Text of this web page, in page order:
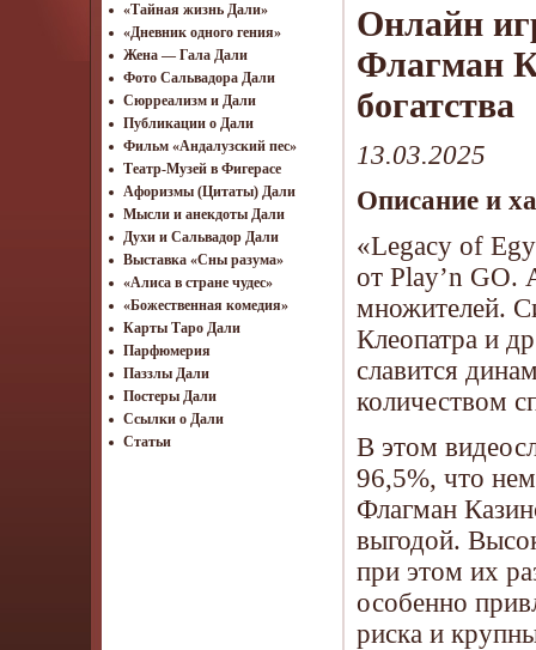
«Тайная жизнь Дали»
«Дневник одного гения»
Жена — Гала Дали
Фото Сальвадора Дали
Cюрреализм и Дали
Публикации о Дали
Фильм «Андалузский пес»
Театр-Музей в Фигерасе
Афоризмы (Цитаты) Дали
Мысли и анекдоты Дали
Духи и Сальвадор Дали
Выставка «Сны разума»
«Алиса в стране чудес»
«Божественная комедия»
Карты Таро Дали
Парфюмерия
Паззлы Дали
Постеры Дали
Ссылки о Дали
Статьи
Онлайн
Флагман
богатства
13.03.2025
Описание и
«Legacy of
от Play’n GO.
множителей.
Клеопатра и
славится
количеством
В этом
96,5%, что
Флагман
выгодой.
при этом их
особенно
риска и